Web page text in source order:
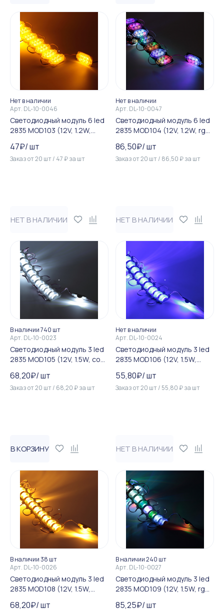
Нет в наличии
Арт. DL-10-0046
Светодиодный модуль 6 led
2835 MOD103 (12V, 1.2W,
47₽/шт
Заказ от20 шт/ 47 ₽за шт
НЕТ В НАЛИЧИИ
Нет в наличии
Арт. DL-10-0047
Светодиодный модуль 6 led
2835 MOD104 (12V, 1.2W, rgb,
86,50₽/шт
Заказ от20 шт/ 86,50 ₽за шт
НЕТ В НАЛИЧИИ
В наличии 740 шт
Арт. DL-10-0023
Светодиодный модуль 3 led
2835 MOD105 (12V, 1.5W, cool
68,20₽/шт
Заказ от20 шт/ 68,20 ₽за шт
В КОРЗИНУ
Нет в наличии
Арт. DL-10-0024
Светодиодный модуль 3 led
2835 MOD106 (12V, 1.5W,
55,80₽/шт
Заказ от20 шт/ 55,80 ₽за шт
НЕТ В НАЛИЧИИ
В наличии 38 шт
Арт. DL-10-0026
Светодиодный модуль 3 led
2835 MOD108 (12V, 1.5W,
68,20₽/шт
В наличии 240 шт
Арт. DL-10-0027
Светодиодный модуль 3 led
2835 MOD109 (12V, 1.5W, rgb,
85,25₽/шт